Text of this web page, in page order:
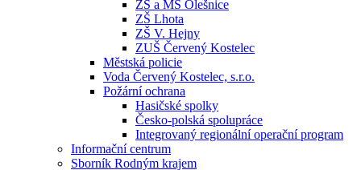
ZŠ a MŠ Olešnice
ZŠ Lhota
ZŠ V. Hejny
ZUŠ Červený Kostelec
Městská policie
Voda Červený Kostelec, s.r.o.
Požární ochrana
Hasičské spolky
Česko-polská spolupráce
Integrovaný regionální operační program
Informační centrum
Sborník Rodným krajem